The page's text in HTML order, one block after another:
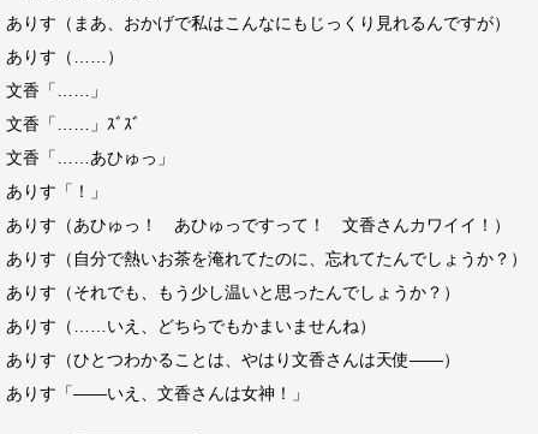
ありす（まあ、おかげで私はこんなにもじっくり見れるんですが）
ありす（……）
文香「……」
文香「……」ｽﾞｽﾞ
文香「……あひゅっ」
ありす「！」
ありす（あひゅっ！ あひゅっですって！ 文香さんカワイイ！）
ありす（自分で熱いお茶を淹れてたのに、忘れてたんでしょうか？）
ありす（それでも、もう少し温いと思ったんでしょうか？）
ありす（……いえ、どちらでもかまいませんね）
ありす（ひとつわかることは、やはり文香さんは天使――）
ありす「――いえ、文香さんは女神！」